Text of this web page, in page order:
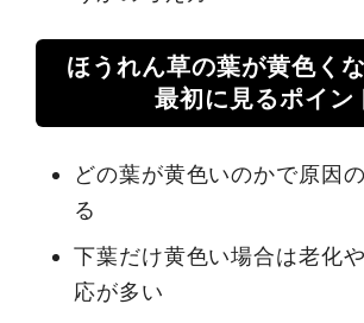
ほうれん草の葉が黄色く
最初に見るポイン
どの葉が黄色いのかで原因
る
下葉だけ黄色い場合は老化
応が多い